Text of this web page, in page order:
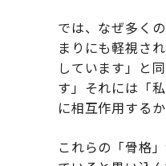
では、なぜ多く
まりにも軽視さ
しています」と
す」それには「
に相互作用する
これらの「骨格